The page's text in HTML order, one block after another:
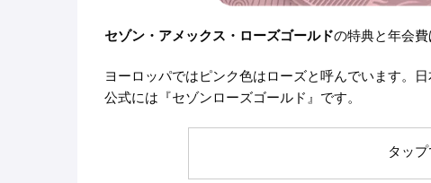
セゾン・アメックス・ローズゴールドの特典と年会費
ヨーロッパではピンク色はローズと呼んでいます。日
公式には『セゾンローズゴールド』です。
タッ